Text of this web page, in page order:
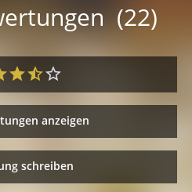
(22)
anzeigen
schreiben